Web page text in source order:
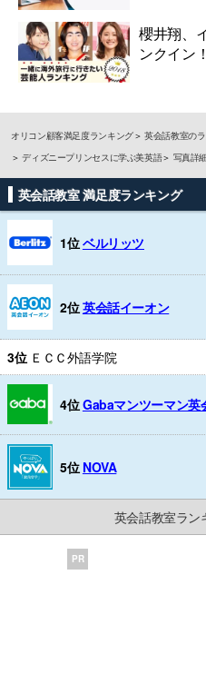
櫻井翔、
ンクイン！
オリコン顧客満足度ランキング 英会話教室の
ディズニープリンセスに学ぶ美英語
写真詳
英会話教室 満足度ランキング
1位ベルリッツ
2位英会話イーオン
3位 ＥＣＣ外語学院
4位Gabaマンツーマン英
5位 NOVA
英会話教室ラ
PR